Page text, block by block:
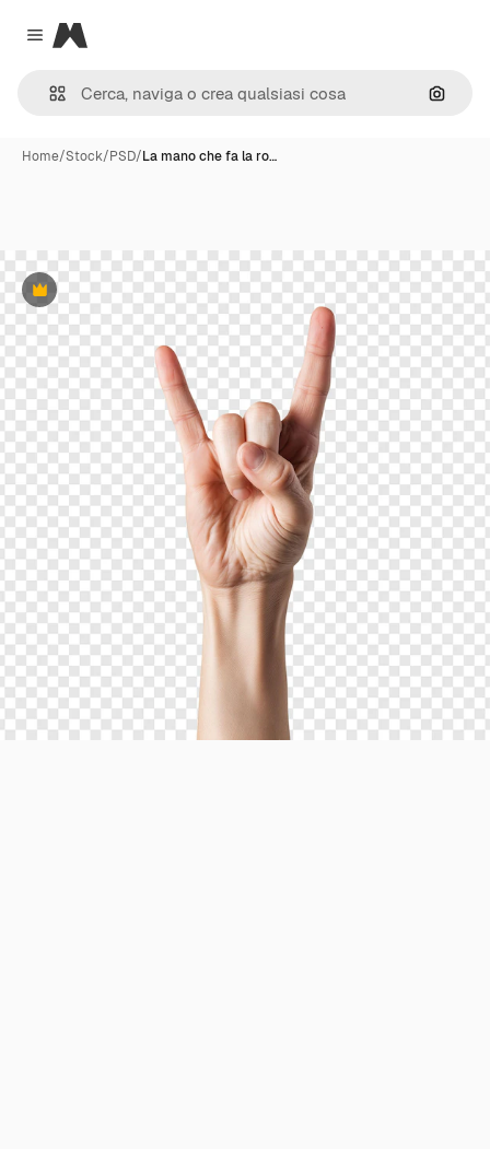
Close menu
Magnific
Cerca
Home/Stock/PSD/La mano che fa la ro…
Premium